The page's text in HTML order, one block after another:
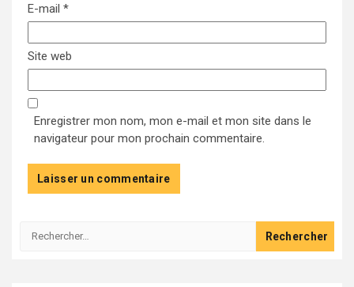
E-mail *
Site web
Enregistrer mon nom, mon e-mail et mon site dans le
navigateur pour mon prochain commentaire.
Rechercher :